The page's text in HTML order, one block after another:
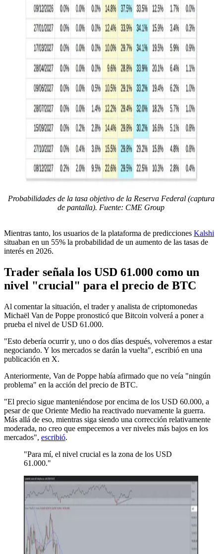
Probabilidades de la tasa objetivo de la Reserva Federal (captura
de pantalla). Fuente: CME Group
Mientras tanto, los usuarios de la plataforma de predicciones Kalshi
situaban en un 55% la probabilidad de un aumento de las tasas de
interés en 2026.
Trader señala los USD 61.000 como un
nivel "crucial" para el precio de BTC
Al comentar la situación, el trader y analista de criptomonedas
Michaël Van de Poppe pronosticó que Bitcoin volverá a poner a
prueba el nivel de USD 61.000.
"Esto debería ocurrir y, uno o dos días después, volveremos a estar
negociando. Y los mercados se darán la vuelta", escribió en una
publicación en X.
Anteriormente, Van de Poppe había afirmado que no veía "ningún
problema" en la acción del precio de BTC.
"El precio sigue manteniéndose por encima de los USD 60.000, a
pesar de que Oriente Medio ha reactivado nuevamente la guerra.
Más allá de eso, mientras siga siendo una corrección relativamente
moderada, no creo que empecemos a ver niveles más bajos en los
mercados", escribió.
"Para mí, el nivel crucial es la zona de los USD
61.000."